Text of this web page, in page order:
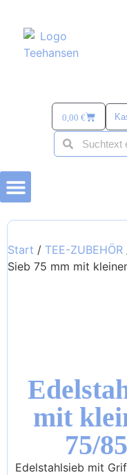
0,00 €
Start / TEE-ZUBEHÖR
Sieb 75 mm mit
mit
75/
Edelstahlsieb mit